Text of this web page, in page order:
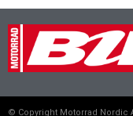
© Copyright Motorrad Nordic